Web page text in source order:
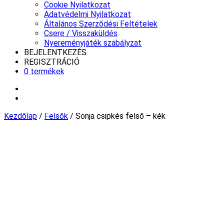
Cookie Nyilatkozat
Adatvédelmi Nyilatkozat
Általános Szerződési Feltételek
Csere / Visszaküldés
Nyereményjáték szabályzat
BEJELENTKEZÉS
REGISZTRÁCIÓ
0 termékek
Kezdőlap / Felsők / Sonja csipkés felső – kék